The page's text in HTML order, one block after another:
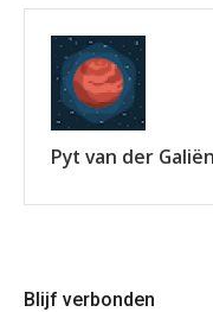
Pyt van der Galiën
Blijf verbonden